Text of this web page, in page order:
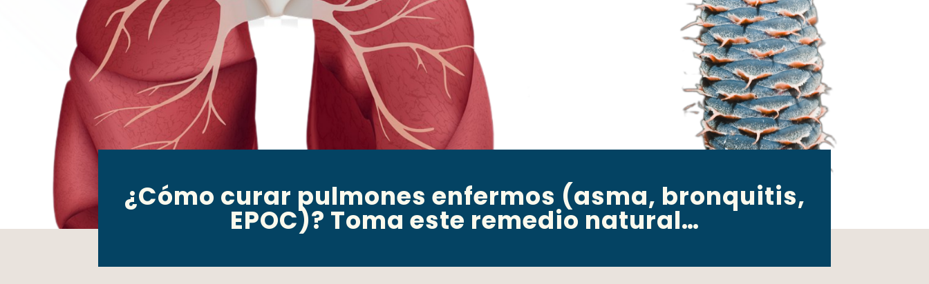
¿Cómo curar pulmones enfermos (asma, bronquitis,
EPOC)? Toma este remedio natural…